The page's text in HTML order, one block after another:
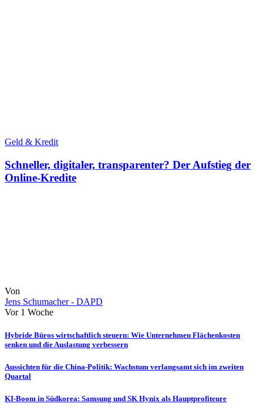
Geld & Kredit
Schneller, digitaler, transparenter? Der Aufstieg der
Online-Kredite
Von
Jens Schumacher - DAPD
Vor 1 Woche
Hybride Büros wirtschaftlich steuern: Wie Unternehmen Flächenkosten
senken und die Auslastung verbessern
Aussichten für die China-Politik: Wachstum verlangsamt sich im zweiten
Quartal
KI-Boom in Südkorea: Samsung und SK Hynix als Hauptprofiteure